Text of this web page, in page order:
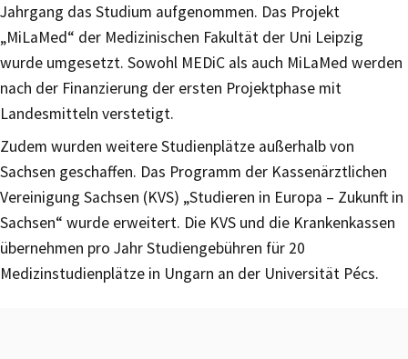
Jahrgang das Studium aufgenommen. Das Projekt
„MiLaMed“ der Medizinischen Fakultät der Uni Leipzig
wurde umgesetzt. Sowohl MEDiC als auch MiLaMed werden
nach der Finanzierung der ersten Projektphase mit
Landesmitteln verstetigt.
Zudem wurden weitere Studienplätze außerhalb von
Sachsen geschaffen. Das Programm der Kassenärztlichen
Vereinigung Sachsen (KVS) „Studieren in Europa – Zukunft in
Sachsen“ wurde erweitert. Die KVS und die Krankenkassen
übernehmen pro Jahr Studiengebühren für 20
Medizinstudienplätze in Ungarn an der Universität Pécs.